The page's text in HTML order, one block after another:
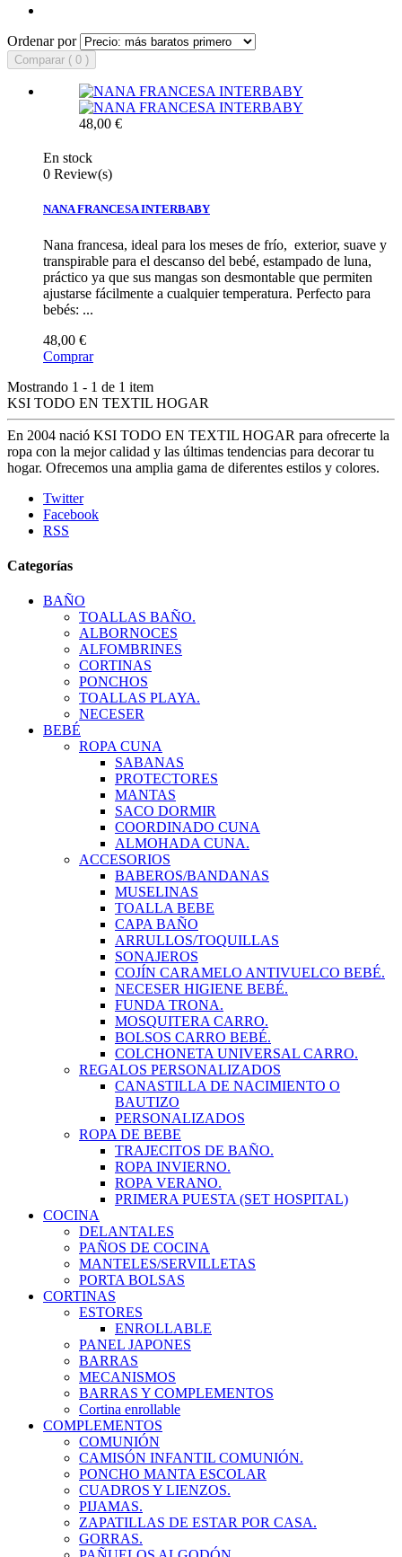
Ordenar por
Comparar ( 0 )
48,00 €
En stock
0 Review(s)
NANA FRANCESA INTERBABY
Nana francesa, ideal para los meses de frío, exterior, suave y
transpirable para el descanso del bebé, estampado de luna,
práctico ya que sus mangas son desmontable que permiten
ajustarse fácilmente a cualquier temperatura. Perfecto para
bebés: ...
48,00 €
Comprar
Mostrando 1 - 1 de 1 item
KSI TODO EN TEXTIL HOGAR
En 2004 nació KSI TODO EN TEXTIL HOGAR para ofrecerte la
ropa con la mejor calidad y las últimas tendencias para decorar tu
hogar. Ofrecemos una amplia gama de diferentes estilos y colores.
Twitter
Facebook
RSS
Categorías
BAÑO
TOALLAS BAÑO.
ALBORNOCES
ALFOMBRINES
CORTINAS
PONCHOS
TOALLAS PLAYA.
NECESER
BEBÉ
ROPA CUNA
SABANAS
PROTECTORES
MANTAS
SACO DORMIR
COORDINADO CUNA
ALMOHADA CUNA.
ACCESORIOS
BABEROS/BANDANAS
MUSELINAS
TOALLA BEBE
CAPA BAÑO
ARRULLOS/TOQUILLAS
SONAJEROS
COJÍN CARAMELO ANTIVUELCO BEBÉ.
NECESER HIGIENE BEBÉ.
FUNDA TRONA.
MOSQUITERA CARRO.
BOLSOS CARRO BEBÉ.
COLCHONETA UNIVERSAL CARRO.
REGALOS PERSONALIZADOS
CANASTILLA DE NACIMIENTO O
BAUTIZO
PERSONALIZADOS
ROPA DE BEBE
TRAJECITOS DE BAÑO.
ROPA INVIERNO.
ROPA VERANO.
PRIMERA PUESTA (SET HOSPITAL)
COCINA
DELANTALES
PAÑOS DE COCINA
MANTELES/SERVILLETAS
PORTA BOLSAS
CORTINAS
ESTORES
ENROLLABLE
PANEL JAPONES
BARRAS
MECANISMOS
BARRAS Y COMPLEMENTOS
Cortina enrollable
COMPLEMENTOS
COMUNIÓN
CAMISÓN INFANTIL COMUNIÓN.
PONCHO MANTA ESCOLAR
CUADROS Y LIENZOS.
PIJAMAS.
ZAPATILLAS DE ESTAR POR CASA.
GORRAS.